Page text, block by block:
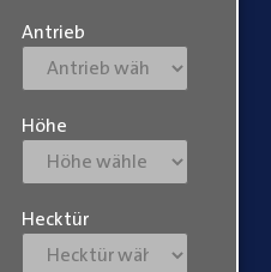
Antrieb
Höhe
Hecktür